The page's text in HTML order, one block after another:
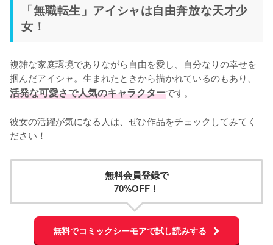
「無職転生」アイシャは自由奔放な天才少
女！
複雑な家庭環境でありながら自由を愛し、自分なりの幸せを
掴んだアイシャ。生まれたときから描かれているのもあり、
活発な可愛さで人気のキャラクターです。
彼女の活躍が気になる人は、ぜひ作品をチェックしてみてく
ださい！
無料会員登録で
70%OFF！
無料でコミックシーモアで試し読みする